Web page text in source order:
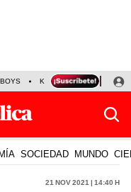
KENJI FUJIMORI
SOCIEDAD MUNDO
21 Nov 2021 | 14:40 h